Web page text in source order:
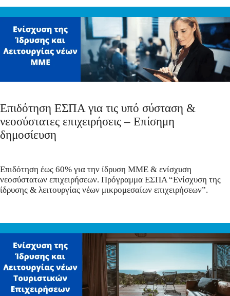
Επιδότηση ΕΣΠΑ για τις υπό σύσταση &
νεοσύστατες επιχειρήσεις – Επίσημη
δημοσίευση
Επιδότηση έως 60% για την ίδρυση ΜΜΕ & ενίσχυση
νεοσύστατων επιχειρήσεων. Πρόγραμμα ΕΣΠΑ “Ενίσχυση της
ίδρυσης & λειτουργίας νέων μικρομεσαίων επιχειρήσεων”.